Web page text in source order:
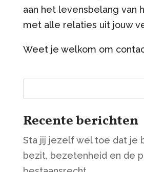
aan het levensbelang van
met alle relaties uit jouw
Weet je welkom om
Recente berichten
Sta jij jezelf wel toe dat je
bezit, bezetenheid en de